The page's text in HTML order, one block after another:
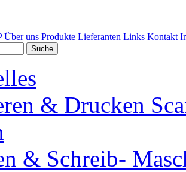
Über uns Produkte Lieferanten Links Kontakt
& Drucken
& Schreib-